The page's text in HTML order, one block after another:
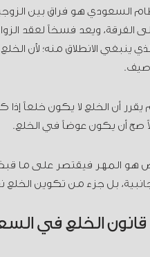
السعودي هو فراق بين
الفرقة، ويعد فسخاً لعقد
ينبغي الانطلاق منه؛ لأن
يقرر أن الخلع لا يكون خلعاً
صح أن يكون عوضاً في الخلع.
هو المهر فيقتصر على ما
بل جزء من تكوين الخلع
الخلع في